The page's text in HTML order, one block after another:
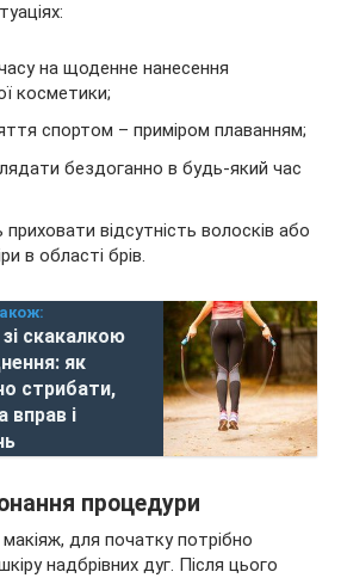
на щоденне нанесення
косметики;
спортом – приміром плаванням;
бездоганно в будь-який час
приховати відсутність волосків або
в області брів.
скакалкою
як
стрибати,
вправ і
процедури
для початку потрібно
надбрівних дуг. Після цього